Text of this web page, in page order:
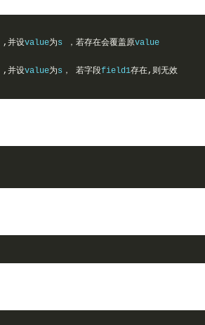
,并设value为s ，若存在会覆盖原value
,并设value为s ， 若字段field1存在,则无效